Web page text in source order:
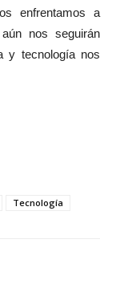
enfrentamos a
nos seguirán
y tecnología nos
Tecnología